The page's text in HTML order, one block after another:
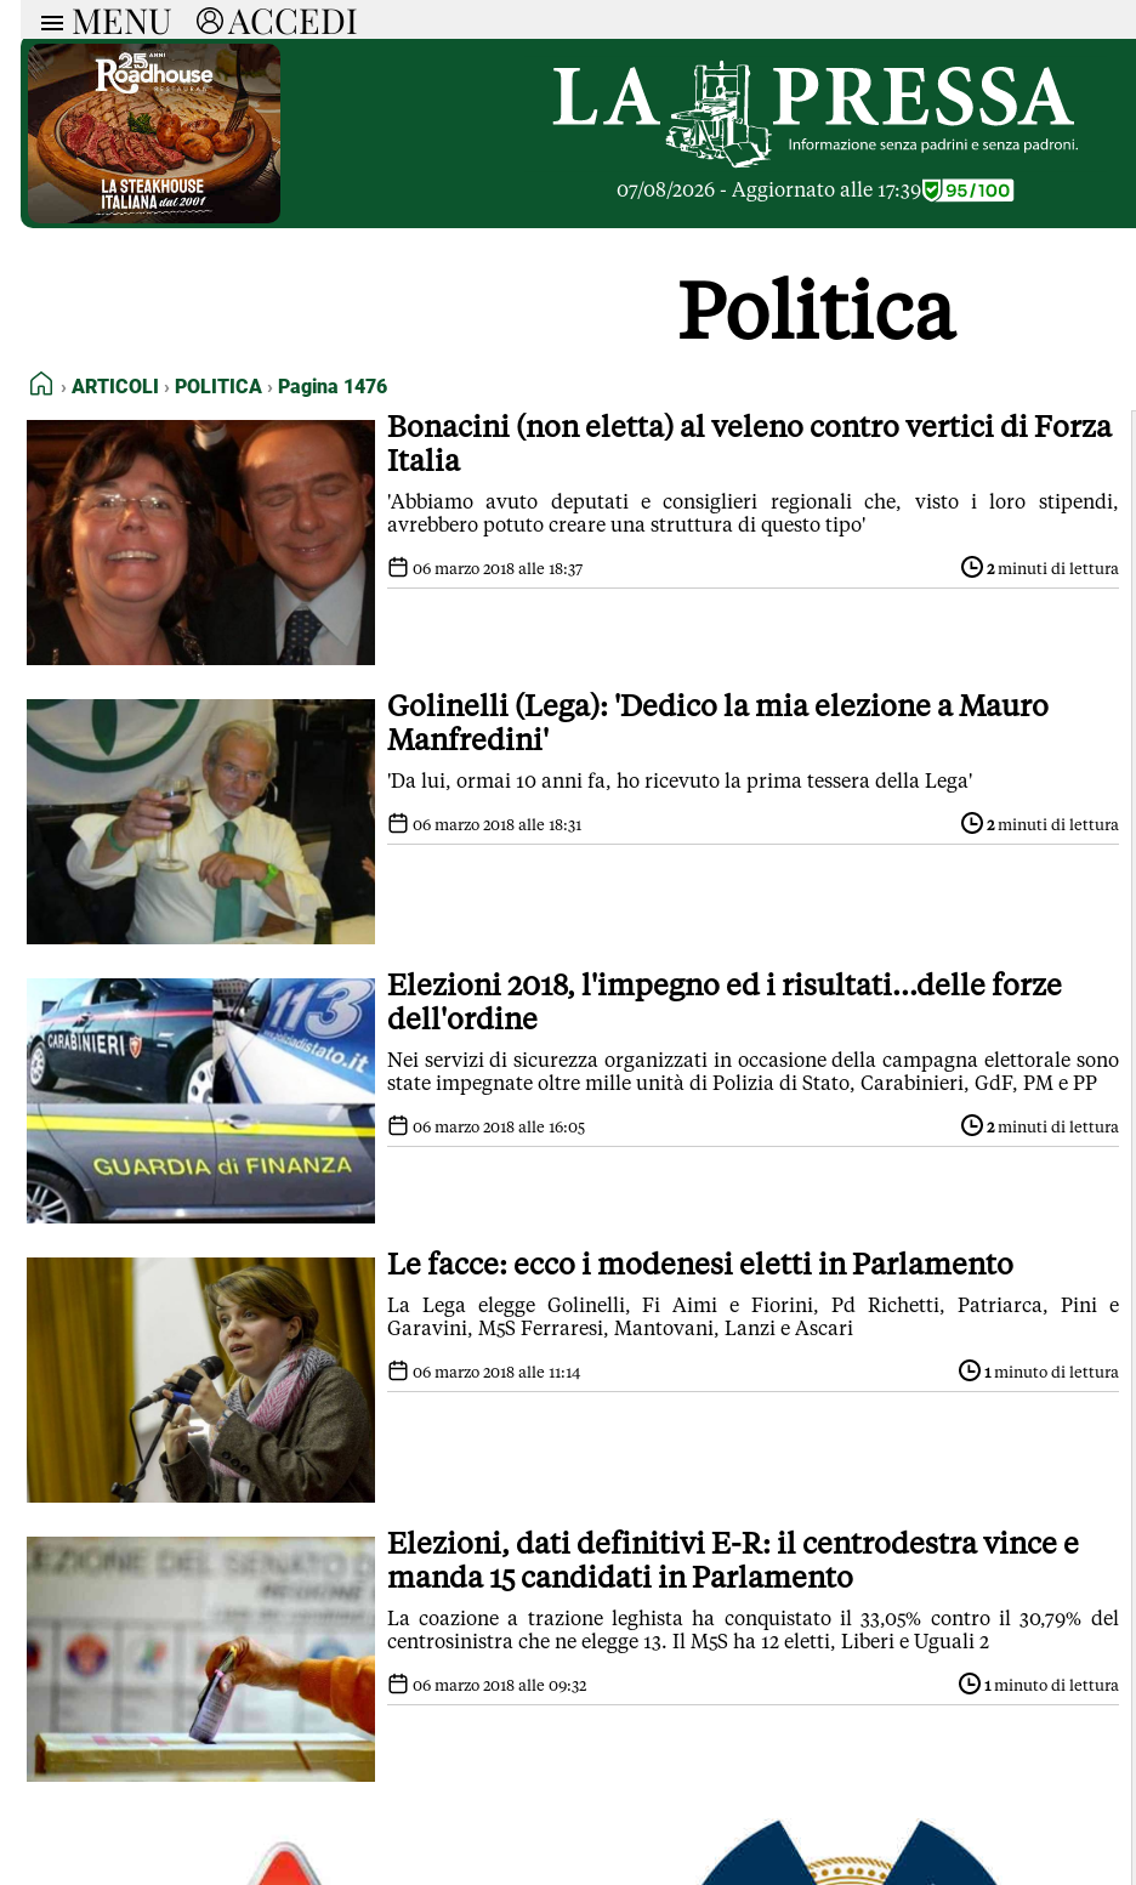
MENU ACCEDI
ARTICOLI
Politica
Economia
Società
La Nera
Che Cultura
Tutti gli Articoli
RUBRICHE
Ruote Libere
Dossier Inceneritore
Dossier Cave
Consigli di investimento
OPINIONI
Lettere al Direttore
Parola d'Autore
Il Galeotto
Tutte le Opinioni
Articoli
Opinioni
Tutti gli Articoli
Ricerca
07/08/2026 - Aggiornato alle 17:39
Politica
HOME
ARTICOLI POLITICA Pagina 1476
Bonacini (non eletta) al veleno contro vertici di Forza
Italia
'Abbiamo avuto deputati e consiglieri regionali che, visto i loro stipendi,
avrebbero potuto creare una struttura di questo tipo'
06 marzo 2018 alle 18:37 2minuti di lettura
Golinelli (Lega): 'Dedico la mia elezione a Mauro
Manfredini'
'Da lui, ormai 10 anni fa, ho ricevuto la prima tessera della Lega'
06 marzo 2018 alle 18:31 2minuti di lettura
Elezioni 2018, l'impegno ed i risultati...delle forze
dell'ordine
Nei servizi di sicurezza organizzati in occasione della campagna elettorale sono
state impegnate oltre mille unità di Polizia di Stato, Carabinieri, GdF, PM e PP
06 marzo 2018 alle 16:05 2minuti di lettura
Le facce: ecco i modenesi eletti in Parlamento
La Lega elegge Golinelli, Fi Aimi e Fiorini, Pd Richetti, Patriarca, Pini e
Garavini, M5S Ferraresi, Mantovani, Lanzi e Ascari
06 marzo 2018 alle 11:14 1minuto di lettura
Elezioni, dati definitivi E-R: il centrodestra vince e
manda 15 candidati in Parlamento
La coazione a trazione leghista ha conquistato il 33,05% contro il 30,79% del
centrosinistra che ne elegge 13. Il M5S ha 12 eletti, Liberi e Uguali 2
06 marzo 2018 alle 09:32 1minuto di lettura